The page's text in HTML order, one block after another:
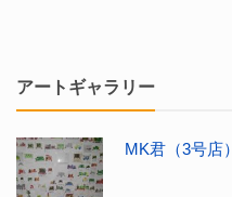
アートギャラリー
MK君（3号店）